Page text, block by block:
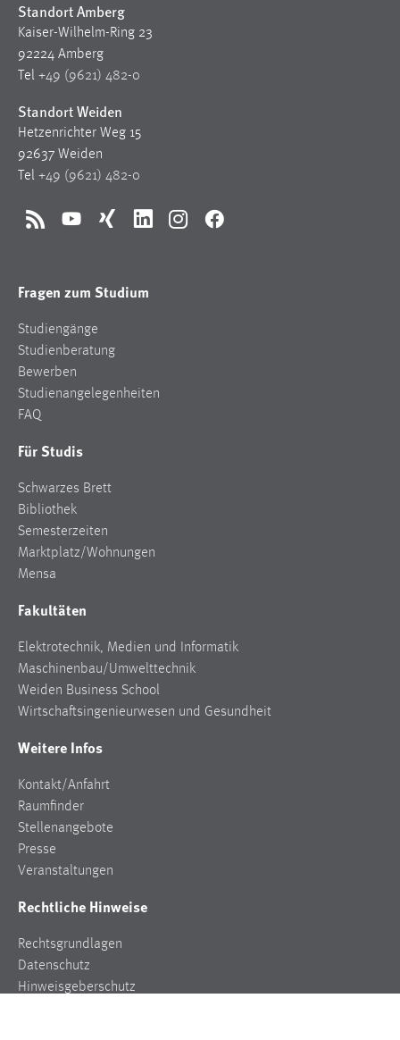
Standort Amberg
Kaiser-Wilhelm-Ring 23
92224 Amberg
Tel +49 (9621) 482-0
Standort Weiden
Hetzenrichter Weg 15
92637 Weiden
Tel +49 (9621) 482-0
RSS YouTubeXing LinkedInInstagramFacebook
Fragen zum Studium
Studiengänge
Studienberatung
Bewerben
Studienangelegenheiten
FAQ
Für Studis
Schwarzes Brett
Bibliothek
Semesterzeiten
Marktplatz/Wohnungen
Mensa
Fakultäten
Elektrotechnik, Medien und Informatik
Maschinenbau/Umwelttechnik
Weiden Business School
Wirtschaftsingenieurwesen und Gesundheit
Weitere Infos
Kontakt/Anfahrt
Raumfinder
Stellenangebote
Presse
Veranstaltungen
Rechtliche Hinweise
Rechtsgrundlagen
Datenschutz
Hinweisgeberschutz